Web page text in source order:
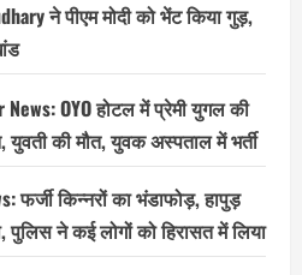
ने पीएम मोदी को भेंट किया गुड़,
News: OYO होटल में प्रेमी युगल की
युवती की मौत, युवक अस्पताल में भर्ती
फर्जी किन्नरों का भंडाफोड़, हापुड़
पुलिस ने कई लोगों को हिरासत में लिया